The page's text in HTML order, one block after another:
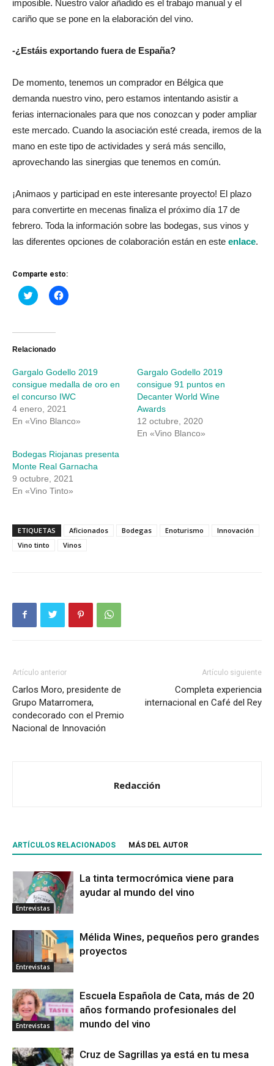
imposible. Nuestro valor añadido es el trabajo manual y el
cariño que se pone en la elaboración del vino.
-¿Estáis exportando fuera de España?
De momento, tenemos un comprador en Bélgica que
demanda nuestro vino, pero estamos intentando asistir a
ferias internacionales para que nos conozcan y poder ampliar
este mercado. Cuando la asociación esté creada, iremos de la
mano en este tipo de actividades y será más sencillo,
aprovechando las sinergias que tenemos en común.
¡Animaos y participad en este interesante proyecto! El plazo
para convertirte en mecenas finaliza el próximo día 17 de
febrero. Toda la información sobre las bodegas, sus vinos y
las diferentes opciones de colaboración están en este enlace.
Comparte esto:
Haz
clic
Twitter
abre
ventana
nueva)
Haz
clic
ventana
nueva)
Relacionado
Gargalo Godello 2019
consigue medalla de oro en
el concurso IWC
4 enero, 2021
En «Vino Blanco»
Gargalo Godello 2019
consigue 91 puntos en
Decanter World Wine
Awards
12 octubre, 2020
En «Vino Blanco»
Bodegas Riojanas presenta
Monte Real Garnacha
9 octubre, 2021
En «Vino Tinto»
ETIQUETAS Aficionados Bodegas Enoturismo
Innovación
Vino tinto
Vinos
Artículo anterior
Carlos Moro, presidente de
Grupo Matarromera,
condecorado con el Premio
Nacional de Innovación
Artículo siguiente
Completa experiencia
internacional en Café del Rey
Redacción
ARTÍCULOS RELACIONADOS MÁS DEL AUTOR
Entrevistas
La tinta termocrómica viene para
ayudar al mundo del vino
Entrevistas
Mélida Wines, pequeños pero grandes
proyectos
Entrevistas
Escuela Española de Cata, más de 20
años formando profesionales del
mundo del vino
Cruz de Sagrillas ya está en tu mesa